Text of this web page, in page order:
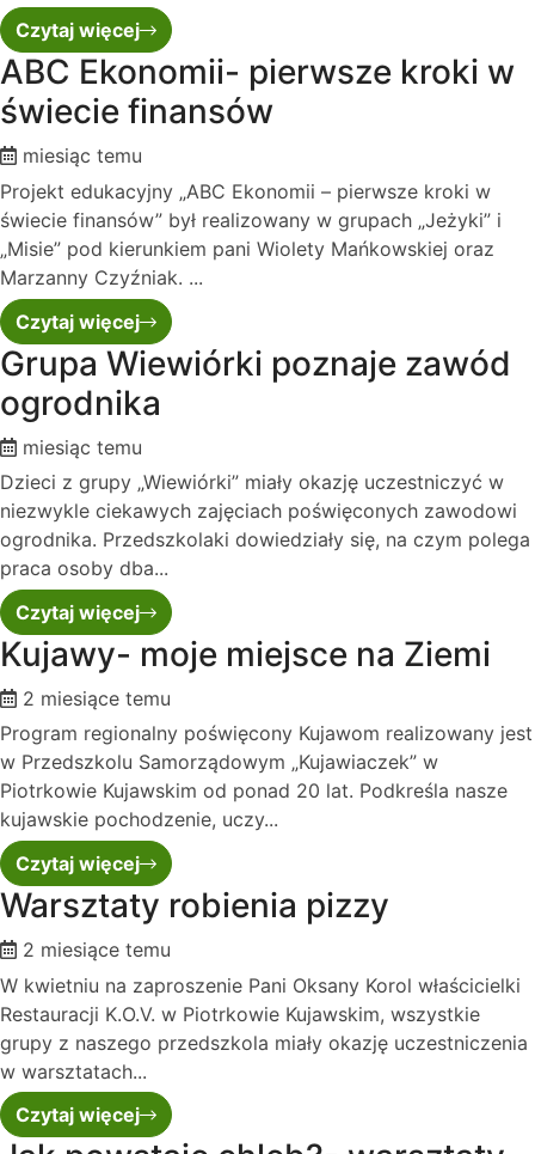
Czytaj więcej
ABC Ekonomii- pierwsze kroki w
świecie finansów
miesiąc temu
Projekt edukacyjny „ABC Ekonomii – pierwsze kroki w
świecie finansów” był realizowany w grupach „Jeżyki” i
„Misie” pod kierunkiem pani Wiolety Mańkowskiej oraz
Marzanny Czyźniak. ...
Czytaj więcej
Grupa Wiewiórki poznaje zawód
ogrodnika
miesiąc temu
Dzieci z grupy „Wiewiórki” miały okazję uczestniczyć w
niezwykle ciekawych zajęciach poświęconych zawodowi
ogrodnika. Przedszkolaki dowiedziały się, na czym polega
praca osoby dba...
Czytaj więcej
Kujawy- moje miejsce na Ziemi
2 miesiące temu
Program regionalny poświęcony Kujawom realizowany jest
w Przedszkolu Samorządowym „Kujawiaczek” w
Piotrkowie Kujawskim od ponad 20 lat. Podkreśla nasze
kujawskie pochodzenie, uczy...
Czytaj więcej
Warsztaty robienia pizzy
2 miesiące temu
W kwietniu na zaproszenie Pani Oksany Korol właścicielki
Restauracji K.O.V. w Piotrkowie Kujawskim, wszystkie
grupy z naszego przedszkola miały okazję uczestniczenia
w warsztatach...
Czytaj więcej